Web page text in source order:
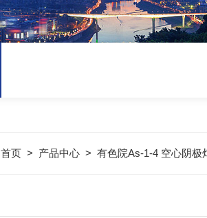
首页 > 产品中心 > 有色院As-1-4 空心阴极